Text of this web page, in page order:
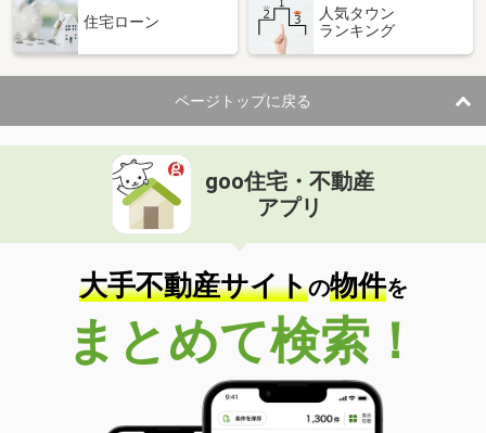
住宅ローン
人気タウン
ランキング
ページトップに戻る
goo住宅・不動産
アプリ
大手不動産サイトの物件を
まとめて検索！